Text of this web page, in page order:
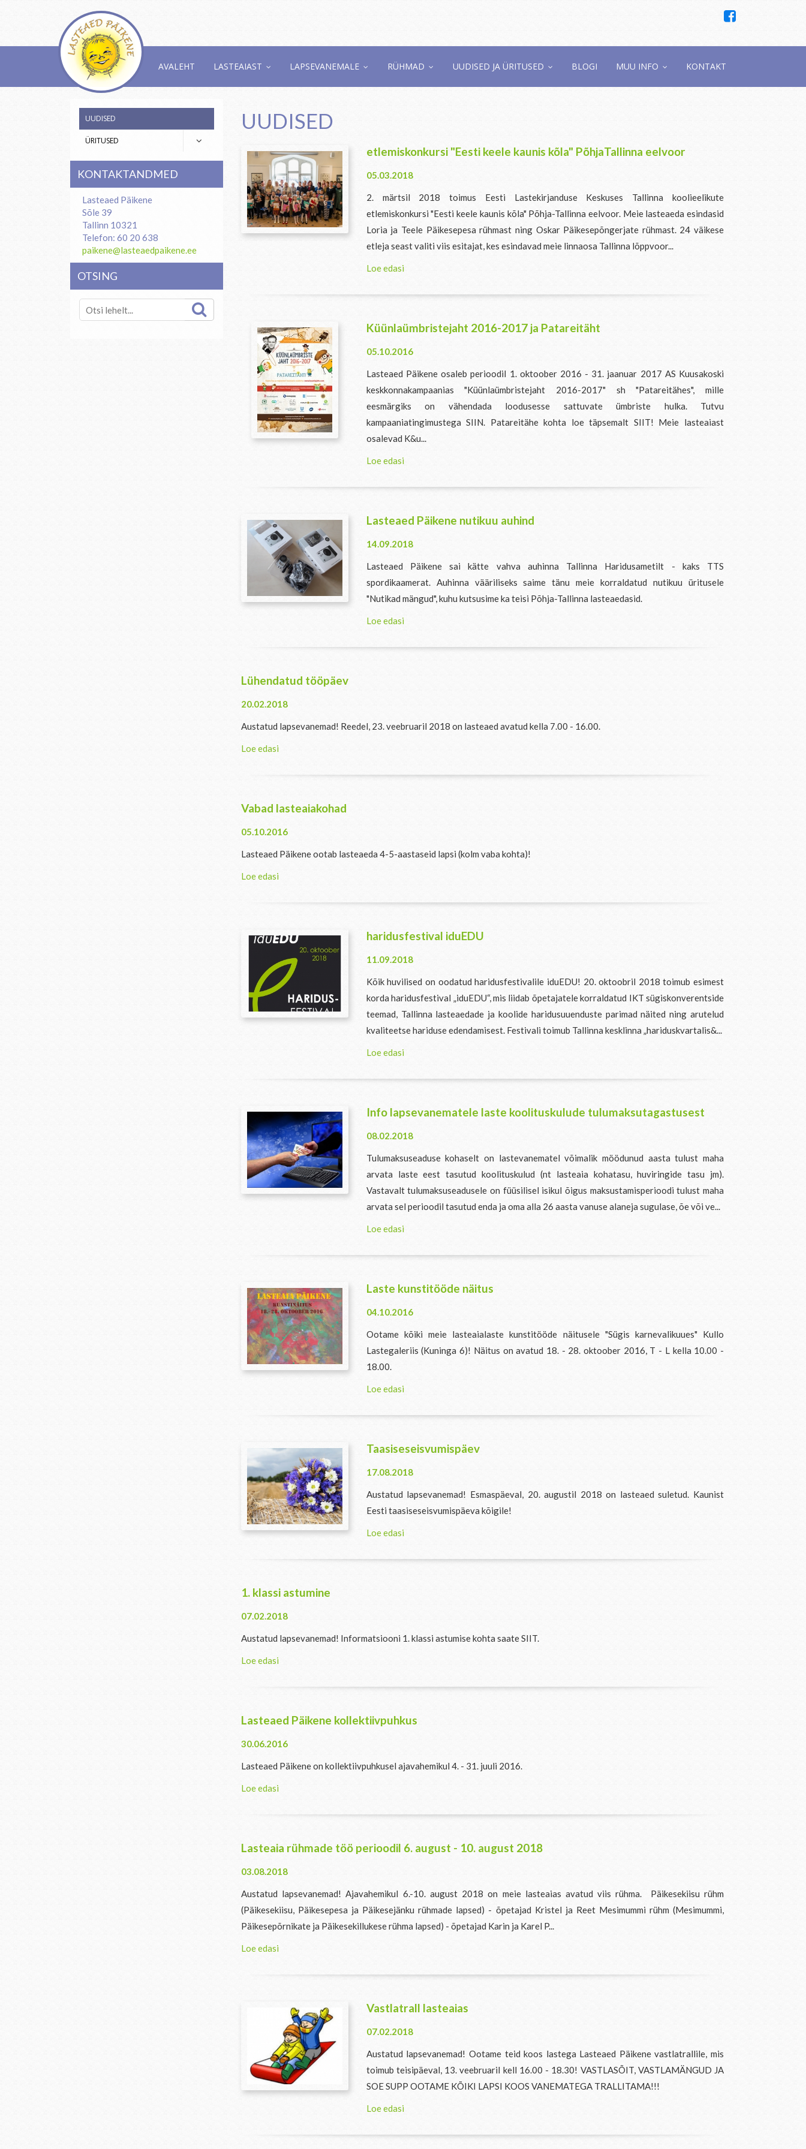
AVALEHT LASTEAIAST LAPSEVANEMALE RÜHMAD UUDISED JA ÜRITUSED BLOGI MUU INFO KONTAKT
UUDISED
ÜRITUSED
KONTAKTANDMED
Lasteaed Päikene
Sõle 39
Tallinn 10321
Telefon: 60 20 638
paikene@lasteaedpaikene.ee
OTSING
UUDISED
etlemiskonkursi "Eesti keele kaunis kõla" PõhjaTallinna eelvoor
05.03.2018
2. märtsil 2018 toimus Eesti Lastekirjanduse Keskuses Tallinna koolieelikute
etlemiskonkursi "Eesti keele kaunis kõla" Põhja-Tallinna eelvoor. Meie lasteaeda esindasid
Loria ja Teele Päikesepesa rühmast ning Oskar Päikesepõngerjate rühmast. 24 väikese
etleja seast valiti viis esitajat, kes esindavad meie linnaosa Tallinna lõppvoor...
Loe edasi
Küünlaümbristejaht 2016-2017 ja Patareitäht
05.10.2016
Lasteaed Päikene osaleb perioodil 1. oktoober 2016 - 31. jaanuar 2017 AS Kuusakoski
keskkonnakampaanias "Küünlaümbristejaht 2016-2017" sh "Patareitähes", mille
eesmärgiks on vähendada loodusesse sattuvate ümbriste hulka. Tutvu
kampaaniatingimustega SIIN. Patareitähe kohta loe täpsemalt SIIT! Meie lasteaiast
osalevad K&u...
Loe edasi
Lasteaed Päikene nutikuu auhind
14.09.2018
Lasteaed Päikene sai kätte vahva auhinna Tallinna Haridusametilt - kaks TTS
spordikaamerat. Auhinna vääriliseks saime tänu meie korraldatud nutikuu üritusele
"Nutikad mängud", kuhu kutsusime ka teisi Põhja-Tallinna lasteaedasid.
Loe edasi
Lühendatud tööpäev
20.02.2018
Austatud lapsevanemad! Reedel, 23. veebruaril 2018 on lasteaed avatud kella 7.00 - 16.00.
Loe edasi
Vabad lasteaiakohad
05.10.2016
Lasteaed Päikene ootab lasteaeda 4-5-aastaseid lapsi (kolm vaba kohta)!
Loe edasi
haridusfestival iduEDU
11.09.2018
Kõik huvilised on oodatud haridusfestivalile iduEDU! 20. oktoobril 2018 toimub esimest
korda haridusfestival „iduEDU“, mis liidab õpetajatele korraldatud IKT sügiskonverentside
teemad, Tallinna lasteaedade ja koolide haridusuuenduste parimad näited ning arutelud
kvaliteetse hariduse edendamisest. Festivali toimub Tallinna kesklinna „hariduskvartalis&...
Loe edasi
Info lapsevanematele laste koolituskulude tulumaksutagastusest
08.02.2018
Tulumaksuseaduse kohaselt on lastevanematel võimalik möödunud aasta tulust maha
arvata laste eest tasutud koolituskulud (nt lasteaia kohatasu, huviringide tasu jm).
Vastavalt tulumaksuseadusele on füüsilisel isikul õigus maksustamisperioodi tulust maha
arvata sel perioodil tasutud enda ja oma alla 26 aasta vanuse alaneja sugulase, õe või ve...
Loe edasi
Laste kunstitööde näitus
04.10.2016
Ootame kõiki meie lasteaialaste kunstitööde näitusele "Sügis karnevalikuues" Kullo
Lastegaleriis (Kuninga 6)! Näitus on avatud 18. - 28. oktoober 2016, T - L kella 10.00 -
18.00.
Loe edasi
Taasiseseisvumispäev
17.08.2018
Austatud lapsevanemad! Esmaspäeval, 20. augustil 2018 on lasteaed suletud. Kaunist
Eesti taasiseseisvumispäeva kõigile!
Loe edasi
1. klassi astumine
07.02.2018
Austatud lapsevanemad! Informatsiooni 1. klassi astumise kohta saate SIIT.
Loe edasi
Lasteaed Päikene kollektiivpuhkus
30.06.2016
Lasteaed Päikene on kollektiivpuhkusel ajavahemikul 4. - 31. juuli 2016.
Loe edasi
Lasteaia rühmade töö perioodil 6. august - 10. august 2018
03.08.2018
Austatud lapsevanemad! Ajavahemikul 6.-10. august 2018 on meie lasteaias avatud viis rühma. Päikesekiisu rühm
(Päikesekiisu, Päikesepesa ja Päikesejänku rühmade lapsed) - õpetajad Kristel ja Reet Mesimummi rühm (Mesimummi,
Päikesepõrnikate ja Päikesekillukese rühma lapsed) - õpetajad Karin ja Karel P...
Loe edasi
Vastlatrall lasteaias
07.02.2018
Austatud lapsevanemad! Ootame teid koos lastega Lasteaed Päikene vastlatrallile, mis
toimub teisipäeval, 13. veebruaril kell 16.00 - 18.30! VASTLASÕIT, VASTLAMÄNGUD JA
SOE SUPP OOTAME KÕIKI LAPSI KOOS VANEMATEGA TRALLITAMA!!!
Loe edasi